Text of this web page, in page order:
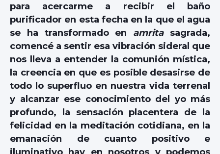
para acercarme a recibir el baño
purificador en esta fecha en la que el agua
se ha transformado en amrita sagrada,
comencé a sentir esa vibración sideral que
nos lleva a entender la comunión mística,
la creencia en que es posible desasirse de
todo lo superfluo en nuestra vida terrenal
y alcanzar ese conocimiento del yo más
profundo, la sensación placentera de la
felicidad en la meditación cotidiana, en la
emanación de cuanto positivo e